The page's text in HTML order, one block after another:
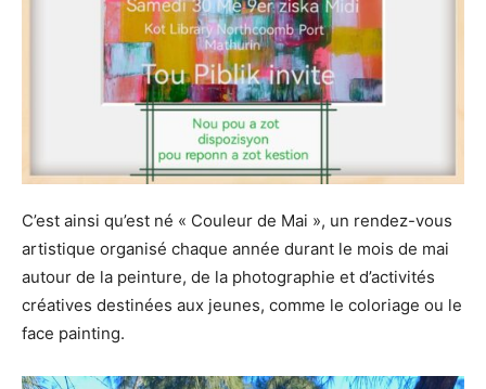
C’est ainsi qu’est né « Couleur de Mai », un rendez-vous
artistique organisé chaque année durant le mois de mai
autour de la peinture, de la photographie et d’activités
créatives destinées aux jeunes, comme le coloriage ou le
face painting.